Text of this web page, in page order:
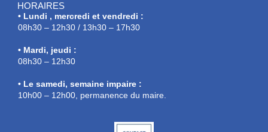
HORAIRES
• Lundi , mercredi et vendredi :
08h30 – 12h30 / 13h30 – 17h30
• Mardi, jeudi :
08h30 – 12h30
• Le samedi, semaine impaire :
10h00 – 12h00, permanence du maire.